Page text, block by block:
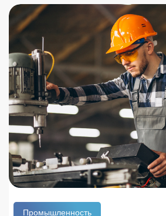
Промышленность